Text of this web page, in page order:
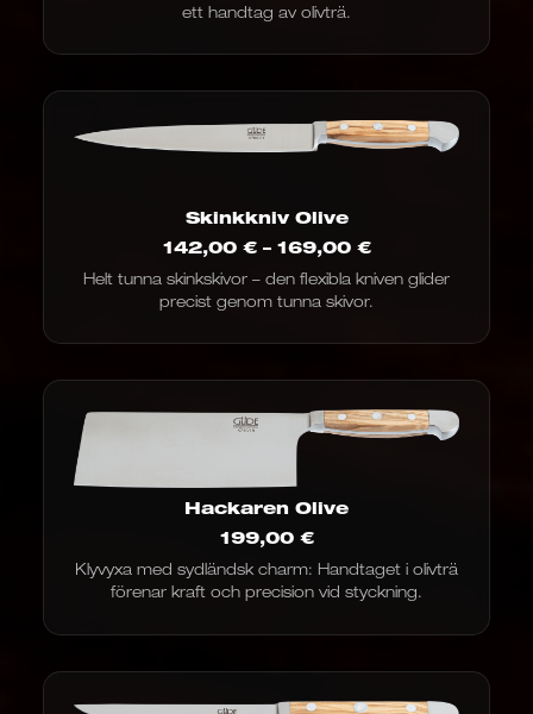
ett handtag av olivträ.
Skinkkniv Olive
142,00 € – 169,00 €Prisintervall:
€
till
€
Helt tunna skinkskivor – den flexibla kniven glider
precist genom tunna skivor.
Hackaren Olive
199,00 €
Klyvyxa med sydländsk charm: Handtaget i olivträ
förenar kraft och precision vid styckning.